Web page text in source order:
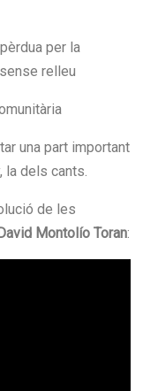
per la
relleu
una part important
la dels cants.
de les
David Montolío Toran: